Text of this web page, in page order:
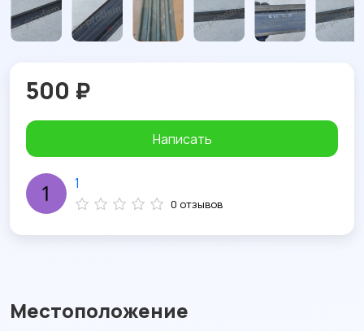
Местоположение
500 ₽
Написать
1
0 отзывов